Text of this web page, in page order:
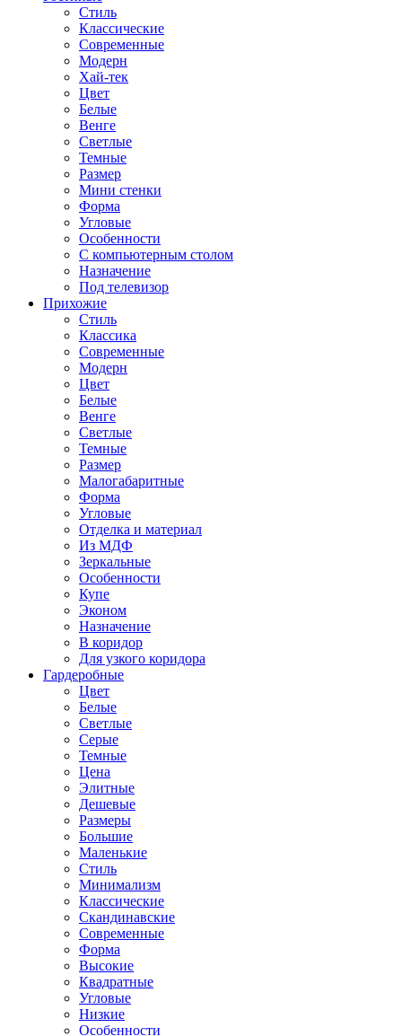
Стиль
Классические
Современные
Модерн
Хай-тек
Цвет
Белые
Венге
Светлые
Темные
Размер
Мини стенки
Форма
Угловые
Особенности
С компьютерным столом
Назначение
Под телевизор
Прихожие
Стиль
Классика
Современные
Модерн
Цвет
Белые
Венге
Светлые
Темные
Размер
Малогабаритные
Форма
Угловые
Отделка и материал
Из МДФ
Зеркальные
Особенности
Купе
Эконом
Назначение
В коридор
Для узкого коридора
Гардеробные
Цвет
Белые
Светлые
Серые
Темные
Цена
Элитные
Дешевые
Размеры
Большие
Маленькие
Стиль
Минимализм
Классические
Скандинавские
Современные
Форма
Высокие
Квадратные
Угловые
Низкие
Особенности